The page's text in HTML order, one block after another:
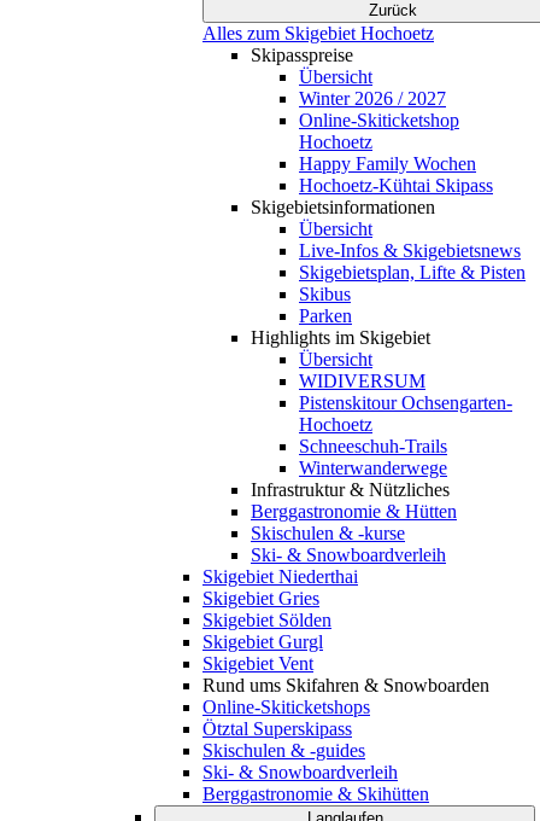
Zurück
Alles zum Skigebiet Hochoetz
Skipasspreise
Übersicht
Winter 2026 / 2027
Online-Skiticketshop
Hochoetz
Happy Family Wochen
Hochoetz-Kühtai Skipass
Skigebietsinformationen
Übersicht
Live-Infos & Skigebietsnews
Skigebietsplan, Lifte & Pisten
Skibus
Parken
Highlights im Skigebiet
Übersicht
WIDIVERSUM
Pistenskitour Ochsengarten-
Hochoetz
Schneeschuh-Trails
Winterwanderwege
Infrastruktur & Nützliches
Berggastronomie & Hütten
Skischulen & -kurse
Ski- & Snowboardverleih
Skigebiet Niederthai
Skigebiet Gries
Skigebiet Sölden
Skigebiet Gurgl
Skigebiet Vent
Rund ums Skifahren & Snowboarden
Online-Skiticketshops
Ötztal Superskipass
Skischulen & -guides
Ski- & Snowboardverleih
Berggastronomie & Skihütten